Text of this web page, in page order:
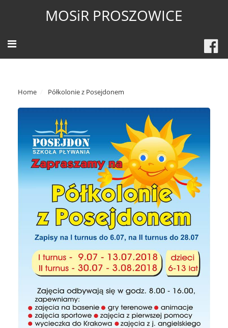
MOSiR PROSZOWICE
Home Półkolonie z Posejdonem